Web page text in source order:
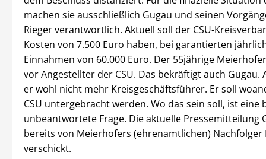
machen sie ausschließlich Gugau und seinen
Rieger verantwortlich. Aktuell soll der CSU-
Kosten von 7.500 Euro haben, bei garantierten
Einnahmen von 60.000 Euro. Der 55jährige
vor Angestellter der CSU. Das bekräftigt auch Gugau.
er wohl nicht mehr Kreisgeschäftsführer. Er soll
CSU untergebracht werden. Wo das sein soll, ist eine
unbeantwortete Frage. Die aktuelle Pressemitteilung
bereits von Meierhofers (ehrenamtlichen)
verschickt.